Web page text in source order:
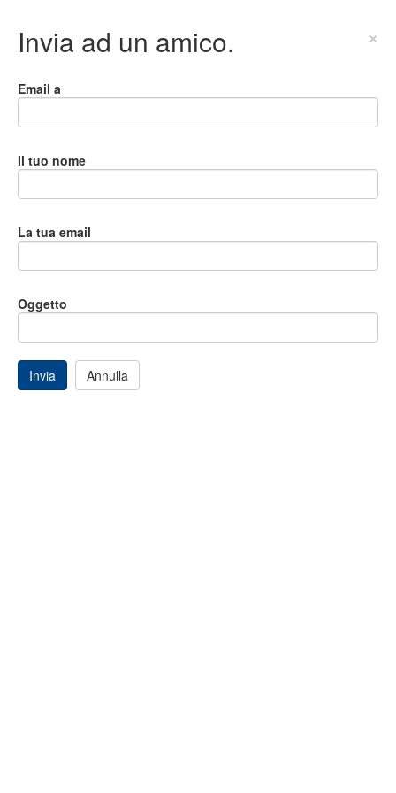
Invia ad un amico. ×
Email a
Il tuo nome
La tua email
Oggetto
Invia Annulla